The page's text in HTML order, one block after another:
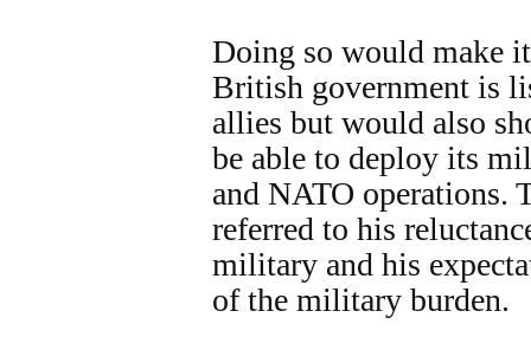
Doing so would make
British government is
allies but would also
be able to deploy its
and NATO operations.
referred to his
military and his
of the military burden.